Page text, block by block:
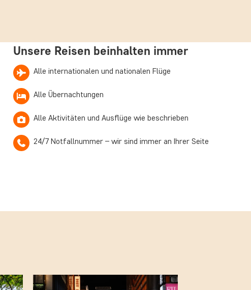
Unsere Reisen beinhalten immer
Alle internationalen und nationalen Flüge
Alle Übernachtungen
Alle Aktivitäten und Ausflüge wie beschrieben
24/7 Notfallnummer – wir sind immer an Ihrer Seite